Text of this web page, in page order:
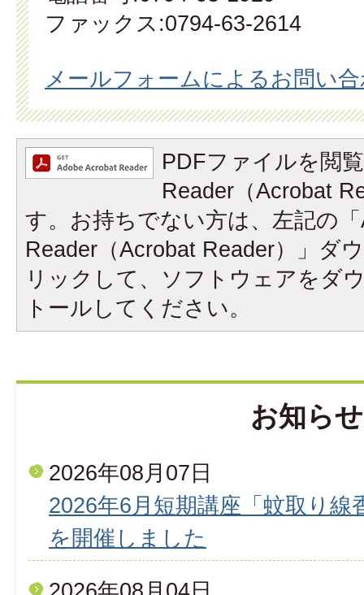
ファックス:0794-63-2614
メールフォームによるお問い
PDFファイルを閲
Reader（Acrobat
す。お持ちでない方は、左記の
Reader（Acrobat Reader）」ダ
リックして、ソフトウェアをダ
トールしてください。
お知らせ
2026年08月07日
2026年6月短期講座「蚊取り
を開催しました